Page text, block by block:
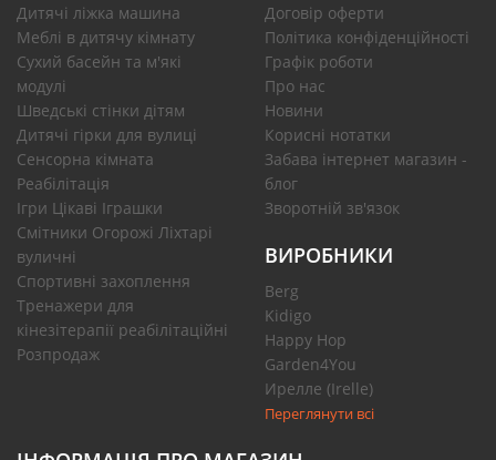
Дитячі ліжка машина
Меблі в дитячу кімнату
Сухий басейн та м'які
модулі
Шведські стінки дітям
Дитячі гірки для вулиці
Сенсорна кімната
Реабілітація
Ігри Цікаві Іграшки
Смітники Огорожі Ліхтарі
вуличні
Спортивні захоплення
Тренажери для
кінезітерапії реабілітаційні
Розпродаж
Договір оферти
Політика конфіденційності
Графік роботи
Про нас
Новини
Корисні нотатки
Забава інтернет магазин -
блог
Зворотній зв'язок
ВИРОБНИКИ
Berg
Kidigo
Happy Hop
Garden4You
Ирелле (Irelle)
Переглянути всі